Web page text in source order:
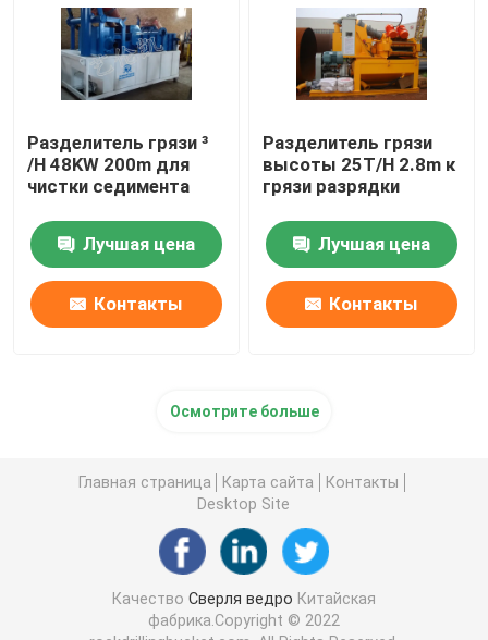
Разделитель грязи ³
/H 48KW 200m для
чистки седимента
Лучшая цена
Контакты
Разделитель грязи
высоты 25T/H 2.8m к
грязи разрядки
Лучшая цена
Контакты
Осмотрите больше
Главная страница Карта сайта
Контакты
Desktop Site
Качество Сверля ведро Китайская
фабрика.Copyright © 2022